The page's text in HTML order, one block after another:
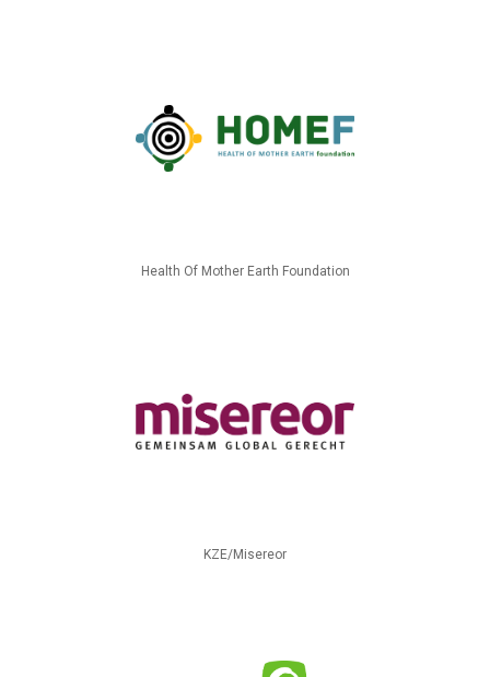
Health Of Mother Earth Foundation
KZE/Misereor